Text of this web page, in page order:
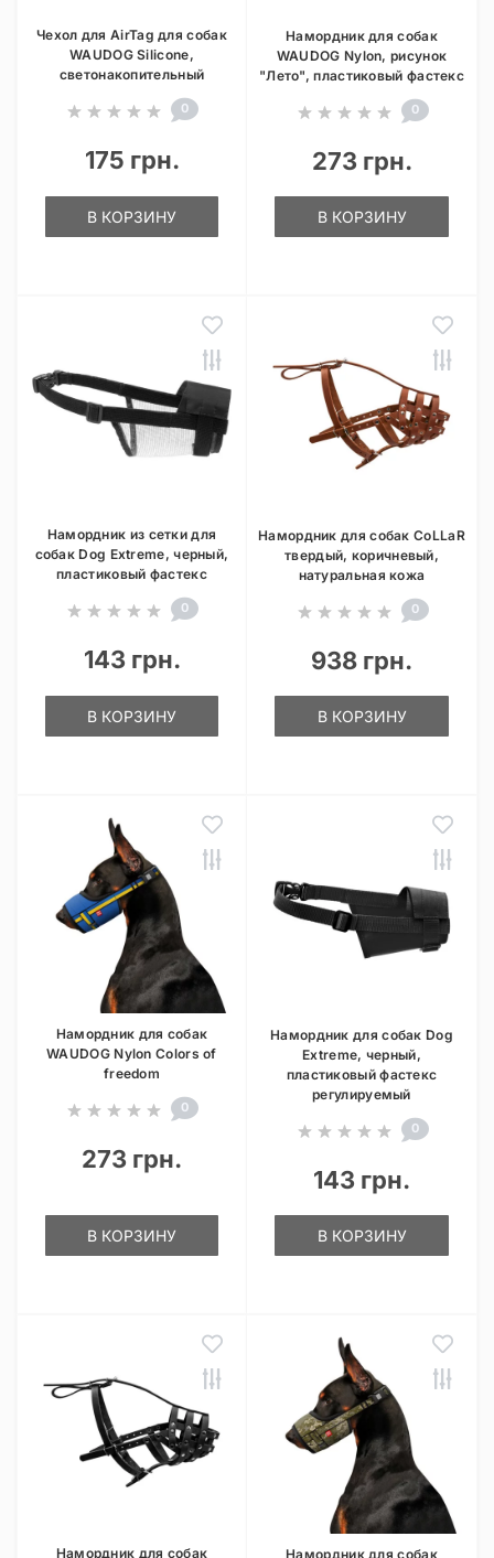
Чехол для AirTag для собак
WAUDOG Silicone,
светонакопительный
0
175 грн.
В КОРЗИНУ
Намордник для собак
WAUDOG Nylon, рисунок
"Лето", пластиковый фастекс
0
273 грн.
В КОРЗИНУ
Намордник из сетки для
собак Dog Extreme, черный,
пластиковый фастекс
0
143 грн.
В КОРЗИНУ
Намордник для собак CoLLaR
твердый, коричневый,
натуральная кожа
0
938 грн.
В КОРЗИНУ
Намордник для собак
WAUDOG Nylon Colors of
freedom
0
273 грн.
В КОРЗИНУ
Намордник для собак Dog
Extreme, черный,
пластиковый фастекс
регулируемый
0
143 грн.
В КОРЗИНУ
Намордник для собак Намордник для собак